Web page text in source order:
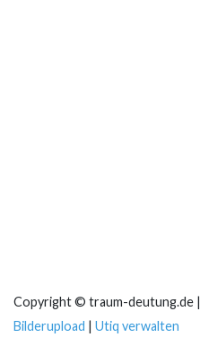
Copyright © traum-deutung.de |
Bilderupload | Utiq verwalten